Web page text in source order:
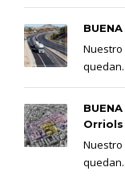
Orriols